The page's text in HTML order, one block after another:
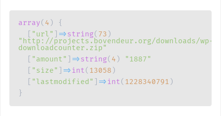
array( 4 )
{
"url" =>string( 73 )
"http://projects.bovendeur.org/downloads/wp-
downloadcounter.zip"
"amount" =>string( 4 )
"1887"
"size" =>int( 13058 )
"lastmodified" =>int( 1228340791 )
}